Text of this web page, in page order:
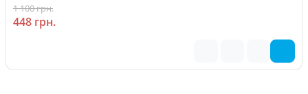
1 100 грн.
448 грн.